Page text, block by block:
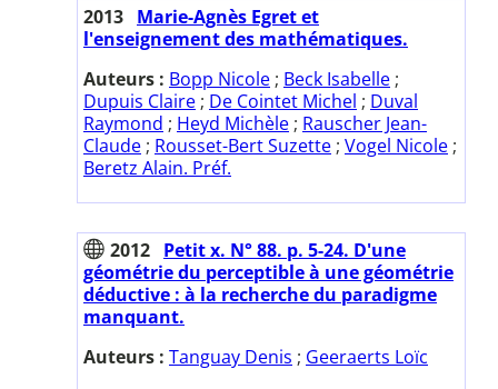
2013 Marie-Agnès Egret et
l'enseignement des mathématiques.
Auteurs : Bopp Nicole ; Beck Isabelle ;
Dupuis Claire ; De Cointet Michel ; Duval
Raymond ; Heyd Michèle ; Rauscher Jean-
Claude ; Rousset-Bert Suzette ; Vogel Nicole ;
Beretz Alain. Préf.
2012 Petit x. N° 88. p. 5-24. D'une
géométrie du perceptible à une géométrie
déductive : à la recherche du paradigme
manquant.
Auteurs : Tanguay Denis ; Geeraerts Loïc